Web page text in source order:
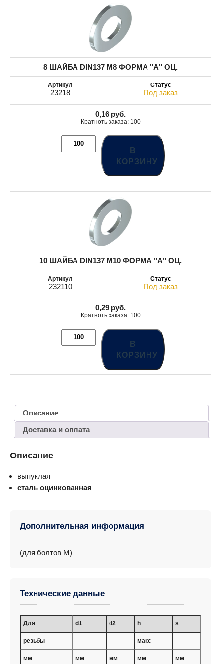
8 ШАЙБА DIN137 М8 ФОРМА "А" ОЦ.
23218 Под заказ
0,16 руб.
Кратноть заказа: 100
В
КОРЗИНУ
10 ШАЙБА DIN137 М10 ФОРМА "А" ОЦ.
232110 Под заказ
0,29 руб.
Кратноть заказа: 100
В
КОРЗИНУ
Описание
Доставка и оплата
Описание
выпуклая
сталь оцинкованная
Дополнительная информация
(для болтов M)
Технические данные
Для d1 d2 h s
резьбы макс
мм мм мм мм мм